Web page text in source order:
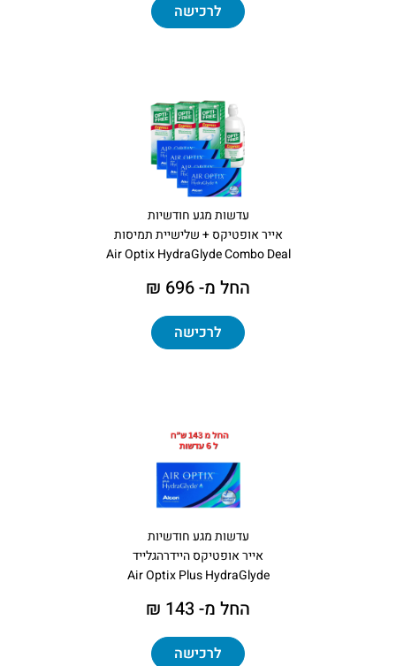
לרכישה
עדשות מגע חודשיות
אייר אופטיקס + שלישיית תמיסות
Air Optix HydraGlyde Combo Deal
החל מ- 696 ₪
לרכישה
עדשות מגע חודשיות
אייר אופטיקס היידרהגלייד
Air Optix Plus HydraGlyde
החל מ- 143 ₪
לרכישה